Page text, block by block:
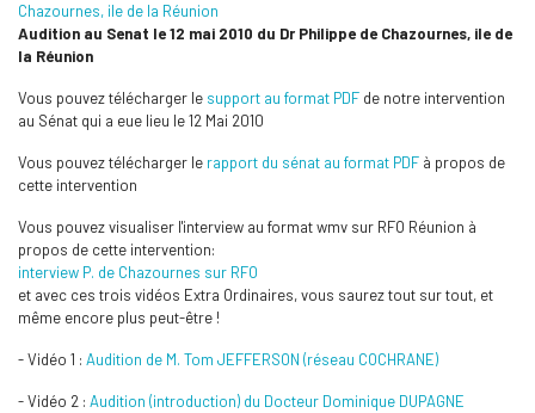
Audition au Senat le 12 mai 2010 du Dr Philippe de Chazournes, ile de
la Réunion
Vous pouvez télécharger le support au format PDF de notre intervention
au Sénat qui a eue lieu le 12 Mai 2010
Vous pouvez télécharger le rapport du sénat au format PDF à propos de
cette intervention
Vous pouvez visualiser l'interview au format wmv sur RFO Réunion à
propos de cette intervention:
interview P. de Chazournes sur RFO
et avec ces trois vidéos Extra Ordinaires, vous saurez tout sur tout, et
même encore plus peut-être !
- Vidéo 1 : Audition de M. Tom JEFFERSON (réseau COCHRANE)
- Vidéo 2 : Audition (introduction) du Docteur Dominique DUPAGNE